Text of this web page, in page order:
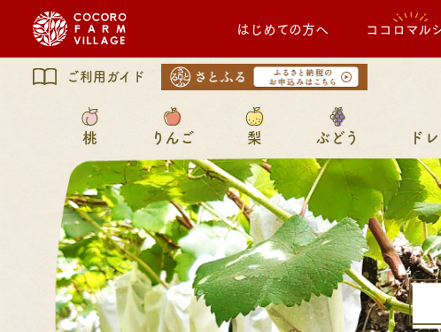
はじめての方へ ココロマル
ご利用ガイド
桃 りんご 梨 ぶどう ド